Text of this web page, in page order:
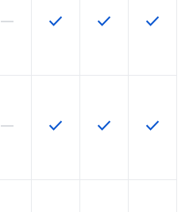
Артикул не підтримує цю
horizontal_rule Ця функція доступна
check Ця функція
check Ця
check
Артикул не підтримує цю
horizontal_rule Ця функція доступна
check Ця функція
check Ця
check